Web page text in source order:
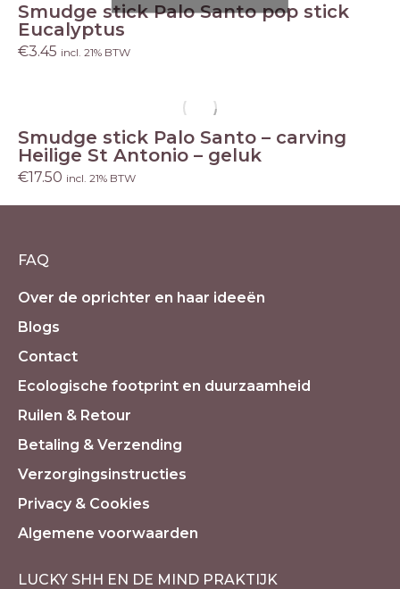
Smudge stick Palo Santo pop stick
Eucalyptus
€3.45 incl. 21% BTW
Smudge stick Palo Santo – carving
Heilige St Antonio – geluk
€17.50 incl. 21% BTW
FAQ
Over de oprichter en haar ideeën
Blogs
Contact
Ecologische footprint en duurzaamheid
Ruilen & Retour
Betaling & Verzending
Verzorgingsinstructies
Privacy & Cookies
Algemene voorwaarden
LUCKY SHH EN DE MIND PRAKTIJK